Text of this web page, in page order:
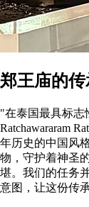
郑王庙的
"在泰国最具标
Ratchawararam
年历史的中国风
物，守护着神圣
堪。我们的任务
意图，让这份传